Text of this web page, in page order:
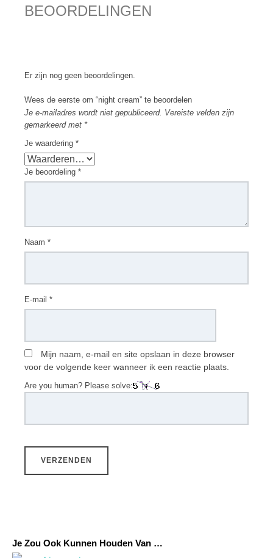
BEOORDELINGEN
Er zijn nog geen beoordelingen.
Wees de eerste om “night cream” te beoordelen
Je e-mailadres wordt niet gepubliceerd. Vereiste velden zijn
gemarkeerd met *
Je waardering *
Je beoordeling *
Naam *
E-mail *
Mijn naam, e-mail en site opslaan in deze browser
voor de volgende keer wanneer ik een reactie plaats.
Are you human? Please solve:
Je Zou Ook Kunnen Houden Van …